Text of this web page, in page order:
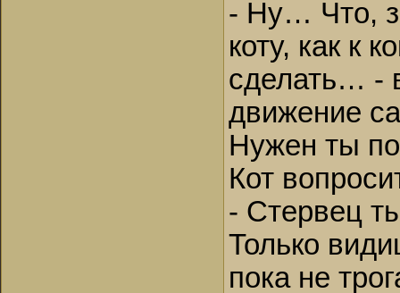
- Ну… Что,
коту, как к
сделать… -
движение
Нужен ты
Кот
- Стервец
Только
пока не